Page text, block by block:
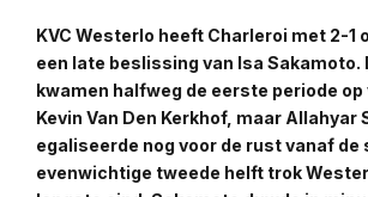
KVC Westerlo heeft Charleroi met 2-1
een late beslissing van Isa Sakamoto.
kwamen halfweg de eerste periode
Kevin Van Den Kerkhof, maar Allahyar
egaliseerde nog voor de rust vanaf de
evenwichtige tweede helft trok